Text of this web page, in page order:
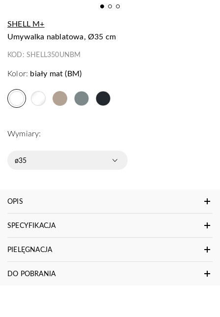
SHELL M+
umywalka nablatowa, Ø35 cm
KOD: SHELL350UNBM
Kolor: biały mat (BM)
Wymiary:
ø35
OPIS
SPECYFIKACJA
PIELĘGNACJA
DO POBRANIA